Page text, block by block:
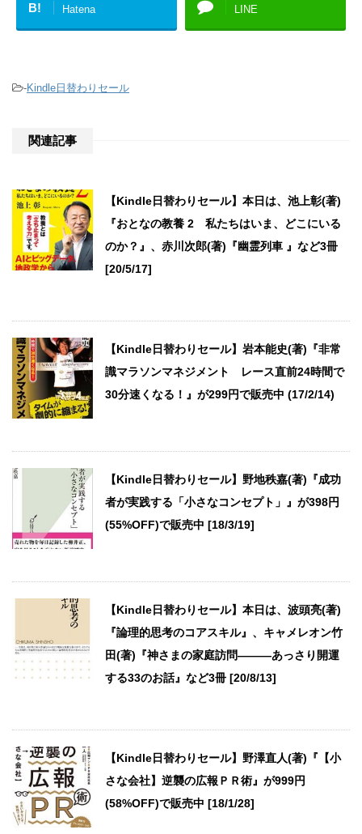
B! Hatena LINE
-Kindle日替わりセール
関連記事
【Kindle日替わりセール】本日は、池上彰(著)
『おとなの教養 2 私たちはいま、どこにいる
のか？』、赤川次郎(著)『幽霊列車 』など3冊
[20/5/17]
【Kindle日替わりセール】岩本能史(著)『非常
識マラソンマネジメント レース直前24時間で
30分速くなる！』が299円で販売中 (17/2/14)
【Kindle日替わりセール】野地秩嘉(著)『成功
者が実践する「小さなコンセプト」』が398円
(55%OFF)で販売中 [18/3/19]
【Kindle日替わりセール】本日は、波頭亮(著)
『論理的思考のコアスキル』、キャメレオン竹
田(著)『神さまの家庭訪問―――あっさり開運
する33のお話』など3冊 [20/8/13]
【Kindle日替わりセール】野澤直人(著)『【小
さな会社】逆襲の広報ＰＲ術』が999円
(58%OFF)で販売中 [18/1/28]